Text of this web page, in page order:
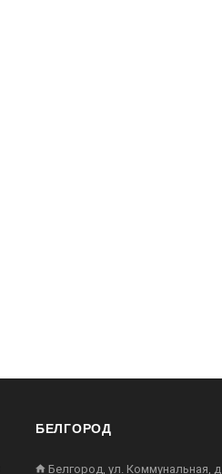
БЕЛГОРОД
Белгород, ул. Коммунальная,